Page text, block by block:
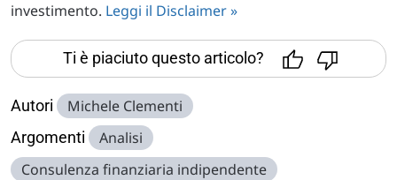
investimento. Leggi il Disclaimer »
Ti è piaciuto questo articolo?
Autori Michele Clementi
Argomenti
Analisi
Consulenza finanziaria indipendente